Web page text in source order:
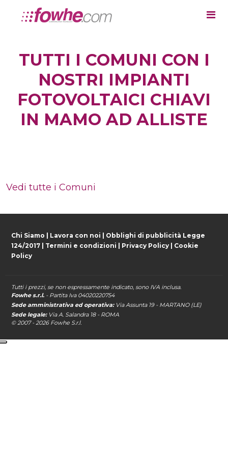
TUTTI I COMUNI CON I
NOSTRI IMPIANTI
FOTOVOLTAICI CHIAVI
IN MAMO AD ALLISTE
Vedi tutte i Comuni
Chi Siamo | Lavora con noi | Obblighi di pubblicità Legge
124/2017 | Termini e condizioni | Privacy Policy | Cookie
Policy
Tutti i prezzi, se non espressamente indicato, sono IVA inclusa.
Fowhe s.r.l. - Partita Iva 04020220754
Sede amministrativa ed operativa:Via Assunta 19 - MARTANO (LE)
Sede legale:Via A. Salandra 18 - ROMA
© 2007 - 2026 Fowhe S.r.l.